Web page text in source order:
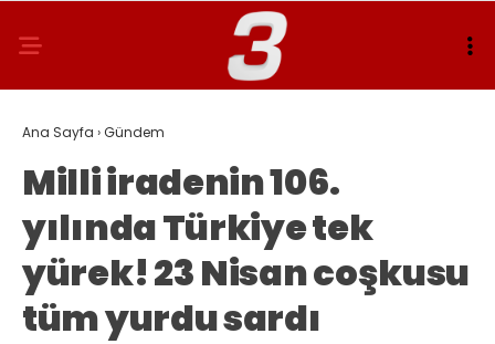
Ana Sayfa ›Gündem
Milli iradenin 106.
yılında Türkiye tek
yürek! 23 Nisan coşkusu
tüm yurdu sardı